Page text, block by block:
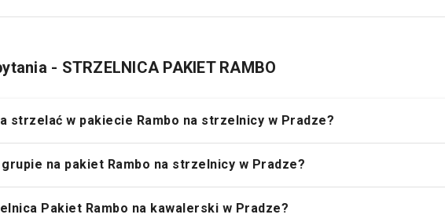
- STRZELNICA PAKIET RAMBO
strzelać w pakiecie Rambo na strzelnicy w Pradze?
na pakiet Rambo na strzelnicy w Pradze?
Pakiet Rambo na kawalerski w Pradze?